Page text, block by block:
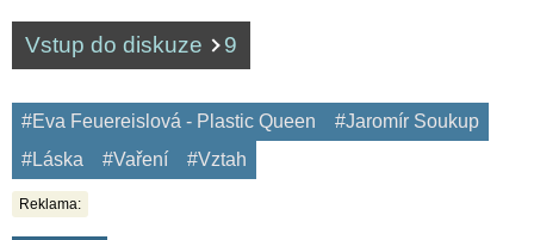
Vstup do diskuze 9
#Eva Feuereislová - Plastic Queen
#Jaromír Soukup
#Láska
#Vaření #Vztah
Reklama: